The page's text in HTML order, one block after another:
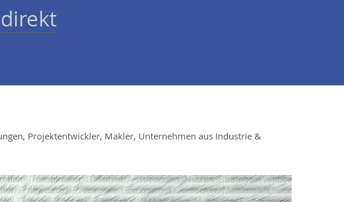
Projektentwickler, Makler, Unternehmen aus Industrie &